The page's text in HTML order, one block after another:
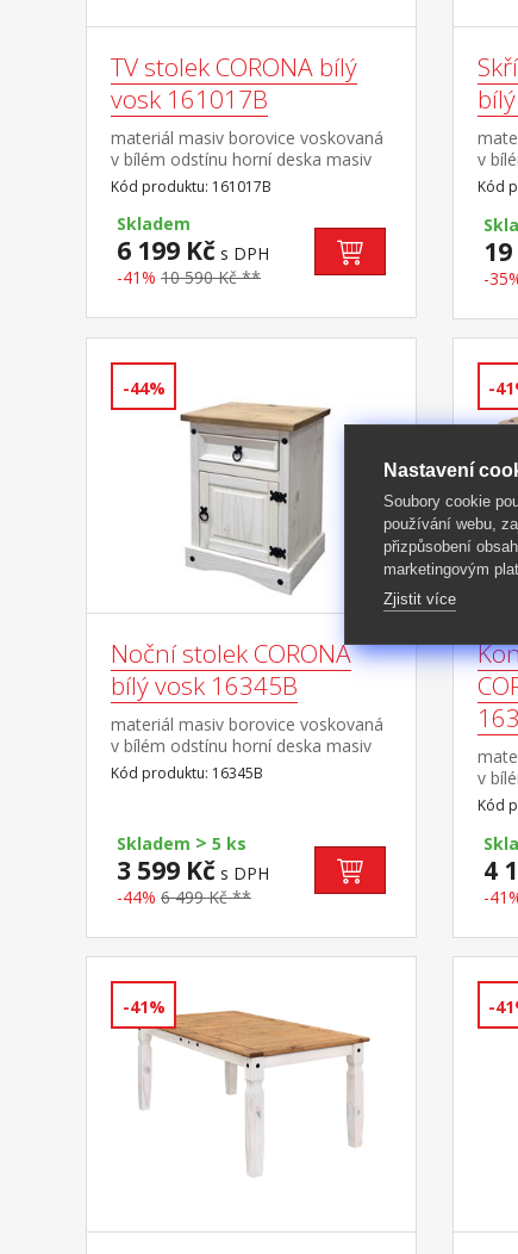
TV stolek CORONA bílý
vosk 161017B
materiál masiv borovice voskovaná
v bílém odstínu horní deska masiv
borovice voskovaná v medovém
odstínu 2 malé zásuvky, 1 police,
kovové ozdobné úchytky součást
sestavy Corona bílá
Kód produktu: 161017B
Skladem
6 199 Kč s DPH
-41% 10 590 Kč **
v
2:1
a 1
Kód
-
-44%
Noční stolek CORONA
bílý vosk 16345B
materiál masiv borovice voskovaná
v bílém odstínu horní deska masiv
borovice voskovaná v medovém
odstínu 1 zásuvka, 1 dvířka, hloubka
úchytky možnost montáže pantů na
levou i pravou stranu součást
sestavy Corona bílá
Kód produktu: 16345B
Skladem > 5 ks
3 599 Kč s DPH
-44% 6 499 Kč **
-
v
Kód
4
-
-41% -
Nastavení
Soubory cookie
používání webu,
přizpůsobení
marketingovým
Zjistit více